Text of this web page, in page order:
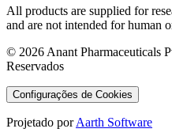
All products are supplied for
and are not intended for human
© 2026 Anant Pharmaceuticals
Reservados
Configurações de Cookies
Projetado por Aarth Software